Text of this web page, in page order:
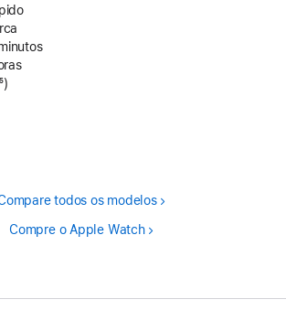
)
todos os modelos
Compre o Apple Watch